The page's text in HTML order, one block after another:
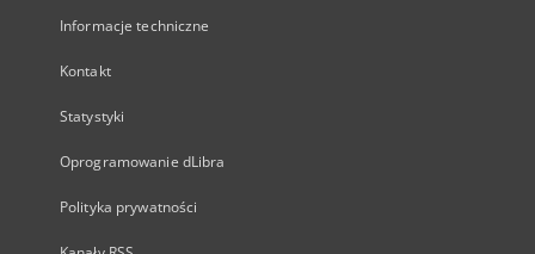
Informacje techniczne
Kontakt
Statystyki
Oprogramowanie dLibra
Polityka prywatności